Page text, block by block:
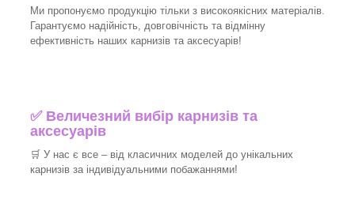
Ми пропонуємо продукцію тільки з високоякісних матеріалів.
Гарантуємо надійність, довговічність та відмінну
ефективність наших карнизів та аксесуарів!
✅ Величезний вибір карнизів та
аксесуарів
🛒 У нас є все – від класичних моделей до унікальних
карнизів за індивідуальними побажаннями!